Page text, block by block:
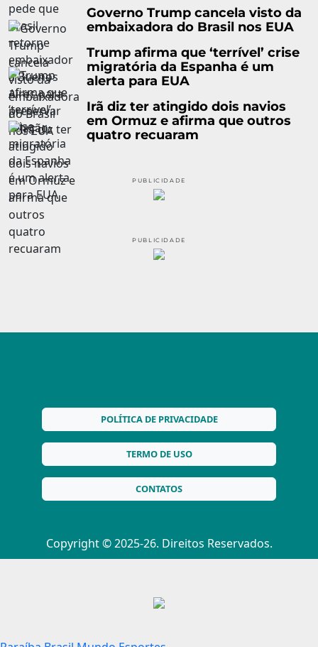
Governo Trump cancela visto da
embaixadora do Brasil nos EUA
Trump afirma que ‘terrível’ crise
migratória da Espanha é um
alerta para EUA
Irã diz ter atingido dois navios
em Ormuz e afirma que outros
quatro recuaram
PUBLICIDADE
PUBLICIDADE
POLÍTICA DE PRIVACIDADE
TERMO DE USO
CONTATOS
Copyright © 2025-26. Direitos Reservados.